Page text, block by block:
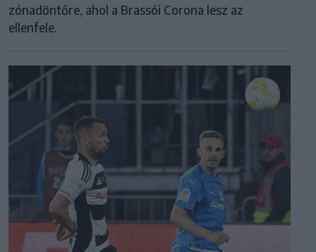
zónadöntőre, ahol a Brassói Corona lesz az
ellenfele.